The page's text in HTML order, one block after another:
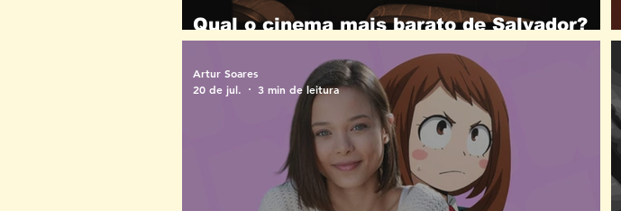
Qual o cinema mais barato de Salvador?
Descubra onde assistir pagando menos
Artur Soares
20 de jul.
3 min de leitura